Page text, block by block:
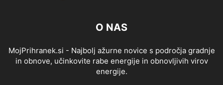
O NAS
MojPrihranek.si - Najbolj ažurne novice s področja gradnje
in obnove, učinkovite rabe energije in obnovljivih virov
energije.